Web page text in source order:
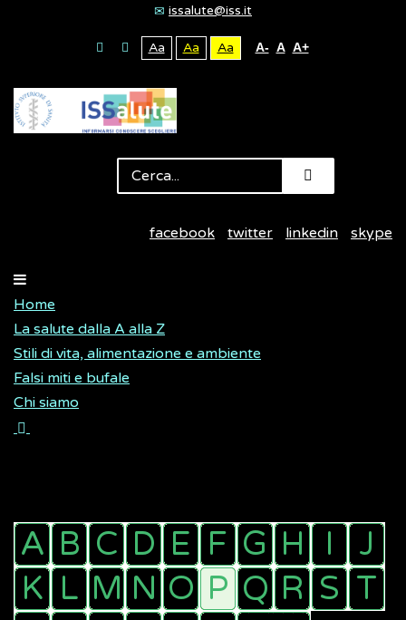
issalute@iss.it
Aa Aa Aa A- A A+
facebook twitter linkedin skype
Home
La salute dalla A alla Z
Stili di vita, alimentazione e ambiente
Falsi miti e bufale
Chi siamo